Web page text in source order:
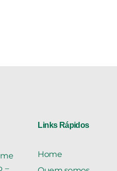
–
Links Rápidos
Home